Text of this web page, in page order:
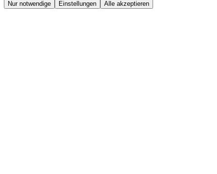
Nur notwendige Einstellungen Alle akzeptieren